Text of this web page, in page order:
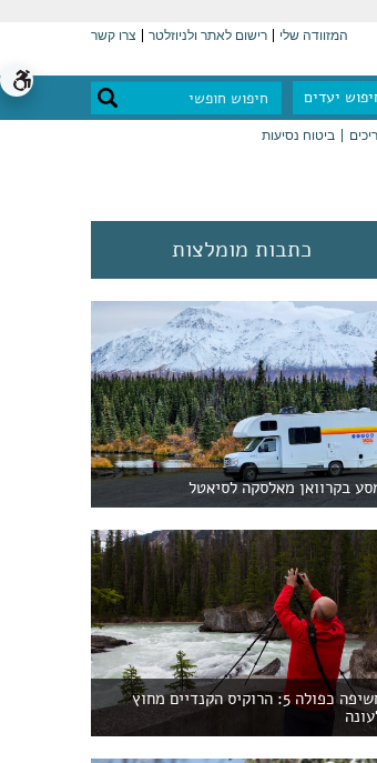
המזוודה שלי רישום לאתר ולניוזלטר צרו קשר
יעדים
ביטוח נסיעות
כתבות מומלצות
בקרוואן מאלסקה לסיאטל
חשיפה כפולה 5: הרוקיס הקנדיים מחוץ